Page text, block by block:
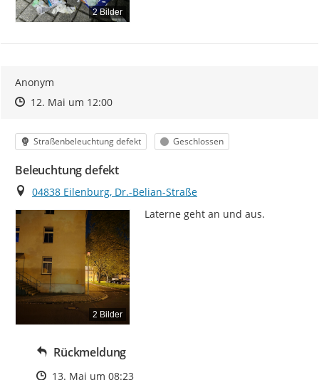
2 Bilder
Anonym
Zeitpunkt des Erstellens
Zeitpunkt des Erstellens
12. Mai um 12:00Zur Äußerung
Kategorie
Straßenbeleuchtung defekt Status
Geschlossen
Beleuchtung defekt
Ort
04838 Eilenburg, Dr.-Belian-Straße
2 Bilder
Laterne geht an und aus.
Rückmeldung
Zeitpunkt des Erstellens
13. Mai um 08:23